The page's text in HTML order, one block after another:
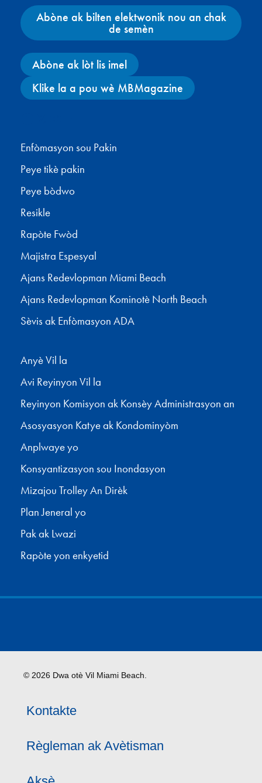
Abòne ak bilten elektwonik nou an chak
de semèn
Abòne ak lòt lis imel
Klike la a pou wè MBMagazine
Enfòmasyon sou Pakin
Peye tikè pakin
Peye bòdwo
Resikle
Rapòte Fwòd
Majistra Espesyal
Ajans Redevlopman Miami Beach
Ajans Redevlopman Kominotè North Beach
Sèvis ak Enfòmasyon ADA
Anyè Vil la
Avi Reyinyon Vil la
Reyinyon Komisyon ak Konsèy Administrasyon an
Asosyasyon Katye ak Kondominyòm
Anplwaye yo
Konsyantizasyon sou Inondasyon
Mizajou Trolley An Dirèk
Plan Jeneral yo
Pak ak Lwazi
Rapòte yon enkyetid
© 2026 Dwa otè Vil Miami Beach.
Kontakte
Règleman ak Avètisman